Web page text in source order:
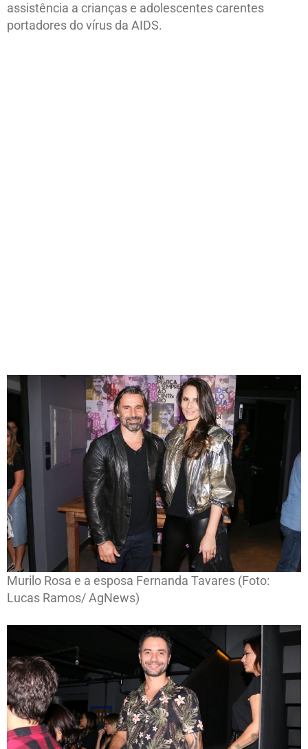
assistência a crianças e adolescentes carentes
portadores do vírus da AIDS.
Murilo Rosa e a esposa Fernanda Tavares (Foto:
Lucas Ramos/ AgNews)